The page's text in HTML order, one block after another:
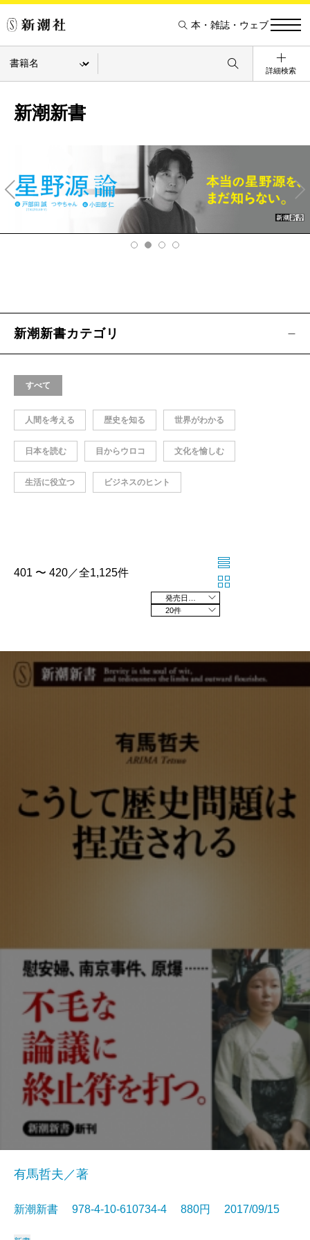
本・雑誌・ウェブ
詳細検索
新潮新書
v
Ne
xt
新潮新書カテゴリ
すべて
人間を考える 歴史を知る 世界がわかる
日本を読む 目からウロコ 文化を愉しむ
生活に役立つ ビジネスのヒント
401 〜 420／全1,125件
20件
有馬哲夫／著
新潮新書 978-4-10-610734-4 880円 2017/09/15